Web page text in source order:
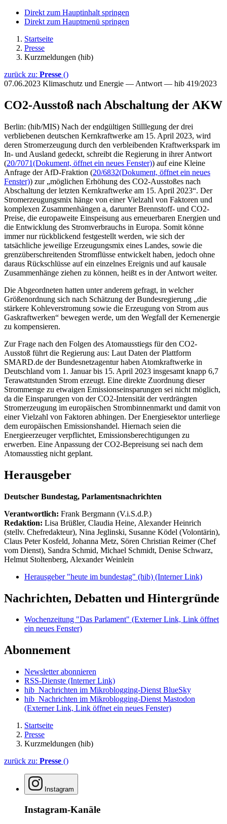
Direkt zum Hauptinhalt springen
Direkt zum Hauptmenü springen
Startseite
Presse
Kurzmeldungen (hib)
zurück zu: Presse ()
07.06.2023 Klimaschutz und Energie — Antwort — hib 419/2023
CO2-Ausstoß nach Abschaltung der AKW
Berlin: (hib/MIS) Nach der endgültigen Stilllegung der drei
verbliebenen deutschen Kernkraftwerke am 15. April 2023, wird
deren Stromerzeugung durch den verbleibenden Kraftwerkspark im
In- und Ausland gedeckt, schreibt die Regierung in ihrer Antwort
(20/7071(Dokument, öffnet ein neues Fenster)) auf eine Kleine
Anfrage der AfD-Fraktion (20/6832(Dokument, öffnet ein neues
Fenster)) zur „möglichen Erhöhung des CO2-Ausstoßes nach
Abschaltung der letzten Kernkraftwerke am 15. April 2023“. Der
Stromerzeugungsmix hänge von einer Vielzahl von Faktoren und
komplexen Zusammenhängen a, darunter Brennstoff- und CO2-
Preise, die europaweite Einspeisung aus erneuerbaren Energien und
die Entwicklung des Stromverbrauchs in Europa. Somit könne
immer nur rückblickend festgestellt werden, wie sich der
tatsächliche jeweilige Erzeugungsmix eines Landes, sowie die
grenzüberschreitenden Stromflüsse entwickelt haben, jedoch ohne
daraus Rückschlüsse auf ein einzelnes Ereignis und auf kausale
Zusammenhänge ziehen zu können, heißt es in der Antwort weiter.
Die Abgeordneten hatten unter anderem gefragt, in welcher
Größenordnung sich nach Schätzung der Bundesregierung „die
stärkere Kohleverstromung sowie die Erzeugung von Strom aus
Gaskraftwerken“ bewegen werde, um den Wegfall der Kernenergie
zu kompensieren.
Zur Frage nach den Folgen des Atomausstiegs für den CO2-
Ausstoß führt die Regierung aus: Laut Daten der Plattform
SMARD.de der Bundesnetzagentur haben Atomkraftwerke in
Deutschland vom 1. Januar bis 15. April 2023 insgesamt knapp 6,7
Terawattstunden Strom erzeugt. Eine direkte Zuordnung dieser
Strommenge zu etwaigen Emissionseinsparungen sei nicht möglich,
da die Einsparungen von der CO2-Intensität der verdrängten
Stromerzeugung im europäischen Strombinnenmarkt und damit von
einer Vielzahl von Faktoren abhingen. Der Energiesektor unterliege
dem europäischen Emissionshandel. Hiernach seien die
Energieerzeuger verpflichtet, Emissionsberechtigungen zu
erwerben. Eine Anpassung der CO2-Bepreisung sei nach dem
Atomausstieg nicht geplant.
Herausgeber
Deutscher Bundestag, Parlamentsnachrichten
Verantwortlich: Frank Bergmann (V.i.S.d.P.)
Redaktion: Lisa Brüßler, Claudia Heine, Alexander Heinrich
(stellv. Chefredakteur), Nina Jeglinski, Susanne Ködel (Volontärin),
Claus Peter Kosfeld, Johanna Metz, Sören Christian Reimer (Chef
vom Dienst), Sandra Schmid, Michael Schmidt, Denise Schwarz,
Helmut Stoltenberg, Alexander Weinlein
Herausgeber "heute im bundestag" (hib) (Interner Link)
Nachrichten, Debatten und Hintergründe
Wochenzeitung "Das Parlament" (Externer Link, Link öffnet
ein neues Fenster)
Abonnement
Newsletter abonnieren
RSS-Dienste (Interner Link)
hib_Nachrichten im Mikroblogging-Dienst BlueSky
hib_Nachrichten im Mikroblogging-Dienst Mastodon
(Externer Link, Link öffnet ein neues Fenster)
Startseite
Presse
Kurzmeldungen (hib)
zurück zu: Presse ()
Instagram
Instagram-Kanäle